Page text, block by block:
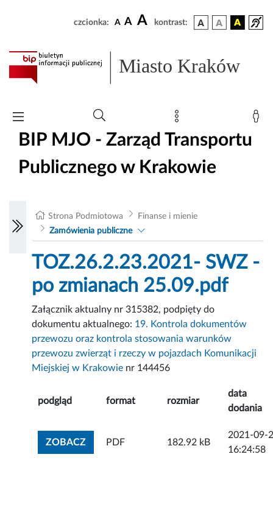
czcionka: A A A kontrast:
Miasto Kraków
BIP MJO - Zarząd Transportu
Publicznego w Krakowie
Strona Podmiotowa
Finanse i mienie
Zamówienia publiczne
TOZ.26.2.23.2021- SWZ -
po zmianach 25.09.pdf
Załącznik aktualny nr 315382, podpięty do
dokumentu aktualnego: 19. Kontrola dokumentów
przewozu oraz kontrola stosowania warunków
przewozu zwierząt i rzeczy w pojazdach Komunikacji
Miejskiej w Krakowie nr 144456
podgląd format rozmiar
data
dodania
ZOBACZZOBACZ ZAŁĄCZNIK
PDF 182.92 kB
2021-09-
16:24:58